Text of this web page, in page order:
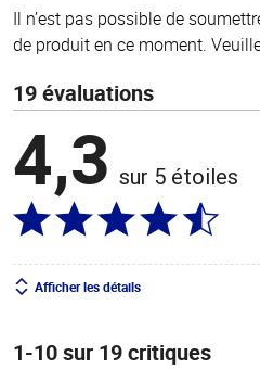
Il n’est pas possible de
de produit en ce moment.
19 évaluations
4,3 sur 5 étoiles
Afficher les détails
1-10 sur 19 critiques